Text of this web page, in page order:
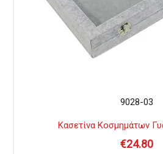
9028-03
Κασετίνα Κοσμημάτων
€24.80